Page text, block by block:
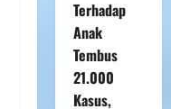
Terhadap
Anak
Tembus
21.000
Kasus,